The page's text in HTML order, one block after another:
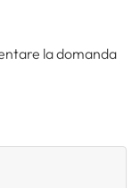
la domanda